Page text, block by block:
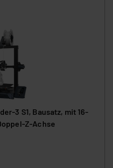
3 S1, Bausatz, mit 16-
Z-Achse